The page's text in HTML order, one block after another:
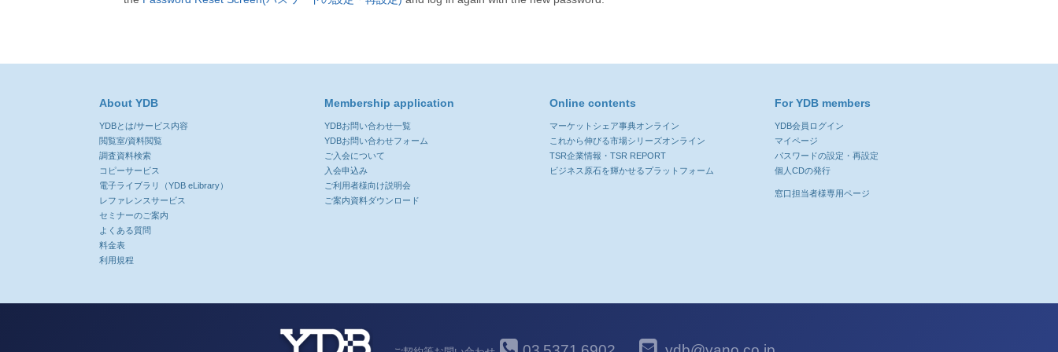
About YDB
YDBとは/サービス内容
閲覧室/資料閲覧
調査資料検索
コピーサービス
電子ライブラリ（YDB eLibrary）
レファレンスサービス
セミナーのご案内
よくある質問
料金表
利用規程
Membership application
YDBお問い合わせ一覧
YDBお問い合わせフォーム
ご入会について
入会申込み
ご利用者様向け説明会
ご案内資料ダウンロード
Online contents
マーケットシェア事典オンライン
これから伸びる市場シリーズオンライン
TSR企業情報・TSR REPORT
ビジネス原石を輝かせるプラットフォーム
For YDB members
YDB会員ログイン
マイページ
パスワードの設定・再設定
個人CDの発行
窓口担当者様専用ページ